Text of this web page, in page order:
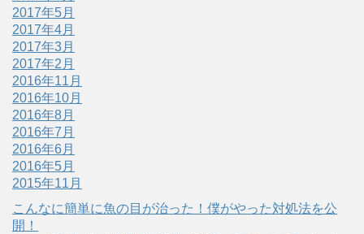
2017年5月
2017年4月
2017年3月
2017年2月
2016年11月
2016年10月
2016年8月
2016年7月
2016年6月
2016年5月
2015年11月
こんなに簡単に魚の目が治った！僕がやった対処法を公
開！